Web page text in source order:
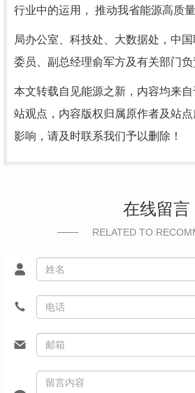
行业中的运用， 推动我省能源高质量
局办公室、科技处、大数据处，中
委员、副总经理俞军方及有关部门负
本文转载自见能源之新，内容均来
站观点，内容版权归属原作者及站
影响，请及时联系我们予以删除！
在线留言
RELATED TO